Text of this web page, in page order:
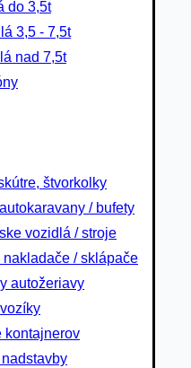
do 3,5t
3,5 - 7,5t
nad 7,5t
štvorkolky
/ bufety
vozidlá / stroje
/ sklápače
autožeriavy
kontajnerov
/ bufety
/ stroje
/ sklápače